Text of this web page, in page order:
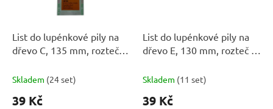
List do lupénkové pily na
dřevo C, 135 mm, rozteč
Skladem (24 set)
39 Kč
List do lupénkové pily na
dřevo E, 130 mm, rozteč 1
Skladem (11 set)
39 Kč